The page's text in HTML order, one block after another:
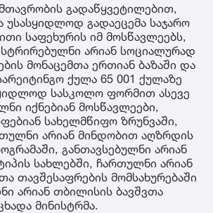
გადაწყვეტილებით,
გადაეცემა საჯარო
საფეხურის იმ მოსწავლეებს,
არიან სოციალურად
მონაცემთა ერთიან ბაზაში და
ქულა 65 001 ქულაზე
სასკოლო ფორმით ასევე
იქნებიან მოსწავლეები,
სახელმწიფო ზრუნვაში,
არიან მინდობით აღზრდის
განთავსებულნი არიან
სახლებში, ჩართულნი არიან
თავშესაფრების მომსახურებაში
არიან თბილისის ბავშვთა
მინისტრმა.